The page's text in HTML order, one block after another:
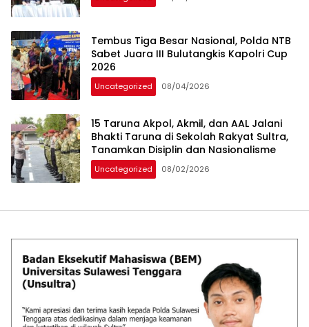
Tembus Tiga Besar Nasional, Polda NTB
Sabet Juara III Bulutangkis Kapolri Cup
2026
Uncategorized 08/04/2026
15 Taruna Akpol, Akmil, dan AAL Jalani
Bhakti Taruna di Sekolah Rakyat Sultra,
Tanamkan Disiplin dan Nasionalisme
Uncategorized 08/02/2026